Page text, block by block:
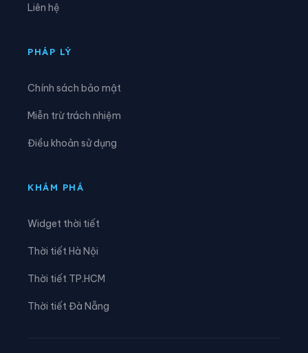
Xã Tân Tri
Xã Tràng Định
Liên hệ
PHÁP LÝ
Chính sách bảo mật
Miễn trừ trách nhiệm
Điều khoản sử dụng
KHÁM PHÁ
Widget thời tiết
Thời tiết Hà Nội
Thời tiết TP.HCM
Thời tiết Đà Nẵng